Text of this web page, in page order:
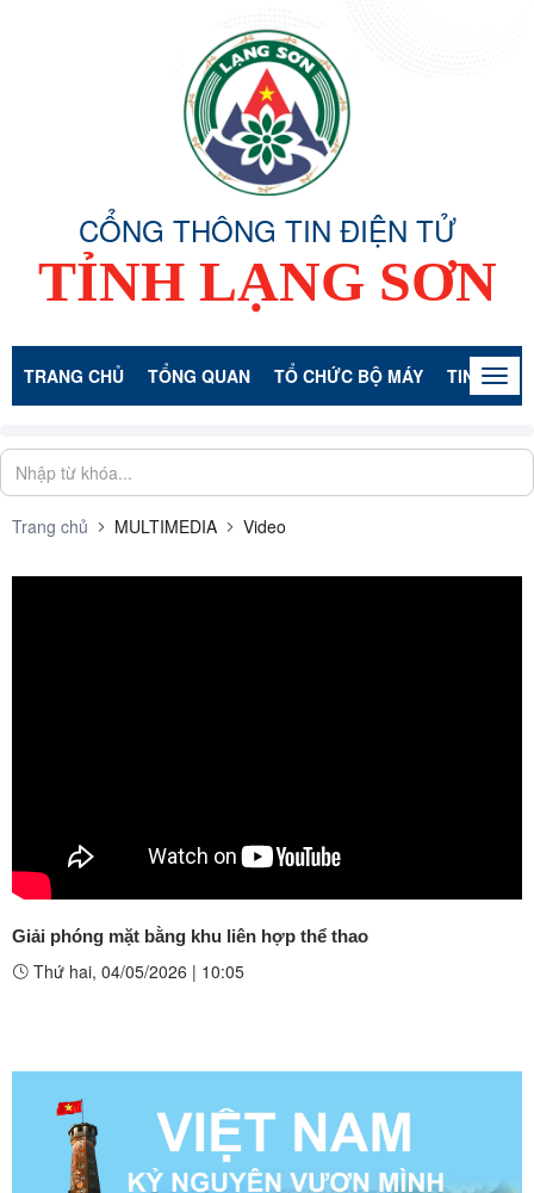
CỔNG THÔNG TIN ĐIỆN TỬ
TỈNH LẠNG SƠN
TRANG CHỦ TỔNG QUAN TỔ CHỨC BỘ MÁY TIN TỨC -
Trang chủ MULTIMEDIA Video
Giải phóng mặt bằng khu liên hợp thể thao
Thứ hai, 04/05/2026 | 10:05